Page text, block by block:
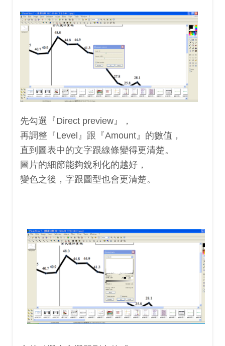
先勾選『Direct preview』，
再調整『Level』跟『Amount』的數值，
直到圖表中的文字跟線條變得更清楚。
圖片的細節能夠銳利化的越好，
變色之後，字跟圖型也會更清楚。